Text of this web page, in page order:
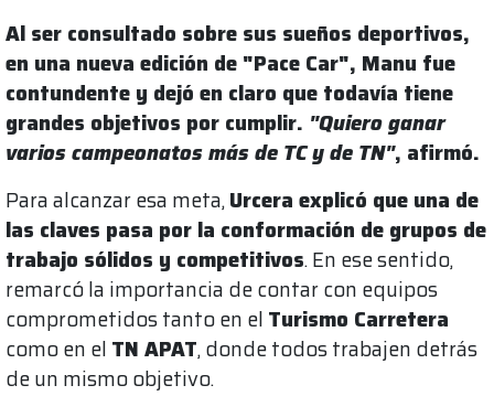
Al ser consultado sobre sus sueños deportivos,
en una nueva edición de "Pace Car", Manu fue
contundente y dejó en claro que todavía tiene
grandes objetivos por cumplir. "Quiero ganar
varios campeonatos más de TC y de TN", afirmó.
Para alcanzar esa meta,Urcera explicó que una de
las claves pasa por la conformación de grupos de
trabajo sólidos y competitivos. En ese sentido,
remarcó la importancia de contar con equipos
comprometidos tanto en el Turismo Carretera
como en el TN APAT, donde todos trabajen detrás
de un mismo objetivo.